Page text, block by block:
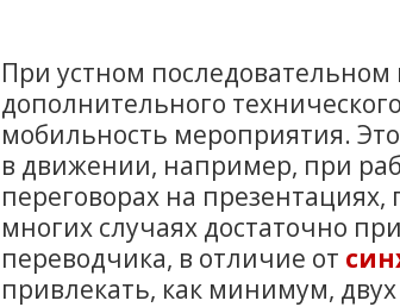
При устном последовательном
дополнительного
мобильность мероприятия.
в движении, например, при
переговорах на
многих случаях достаточно
переводчика, в отличие от
привлекать, как минимум,